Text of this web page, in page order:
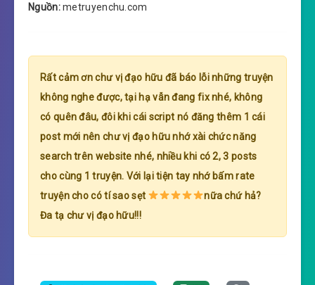
Nguồn:metruyenchu.com
Rất cảm ơn chư vị đạo hữu đã báo lỗi những truyện
không nghe được, tại hạ vẫn đang fix nhé, không
có quên đâu, đôi khi cái script nó đăng thêm 1 cái
post mới nên chư vị đạo hữu nhớ xài chức năng
search trên website nhé, nhiều khi có 2, 3 posts
cho cùng 1 truyện. Với lại tiện tay nhớ bấm rate
truyện cho có tí sao sẹt
nữa chứ hả?
Đa tạ chư vị đạo hữu!!!